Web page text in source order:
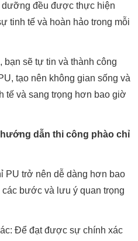
dưỡng đều được thực hiện
tinh tế và hoàn hảo trong mỗi
sẽ tự tin và thành công
tạo nên không gian sống và
tế và sang trọng hơn bao giờ
dẫn thi công phào chỉ
PU trở nên dễ dàng hơn bao
bước và lưu ý quan trọng
Để đạt được sự chính xác